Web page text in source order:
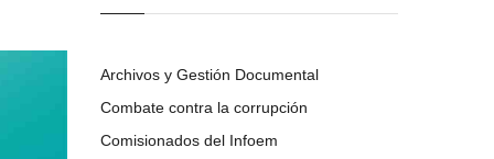
Archivos y Gestión Documental
Combate contra la corrupción
Comisionados del Infoem